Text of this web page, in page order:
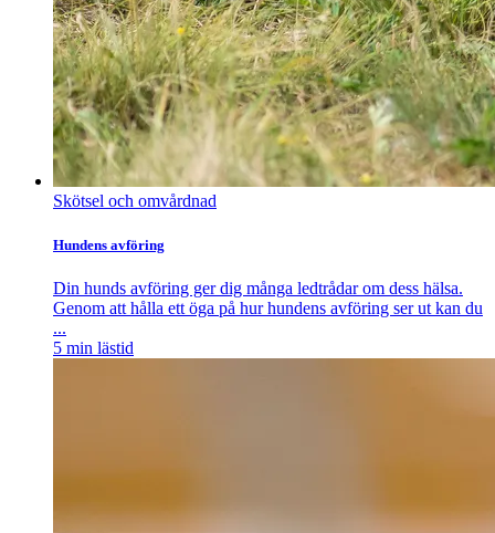
Skötsel och omvårdnad
Hundens avföring
Din hunds avföring ger dig många ledtrådar om dess hälsa.
Genom att hålla ett öga på hur hundens avföring ser ut kan du
...
5 min lästid